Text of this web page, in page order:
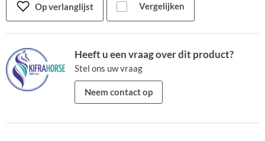
Op verlanglijst Vergelijken
Heeft u een vraag over dit product?
Stel ons uw vraag
Neem contact op